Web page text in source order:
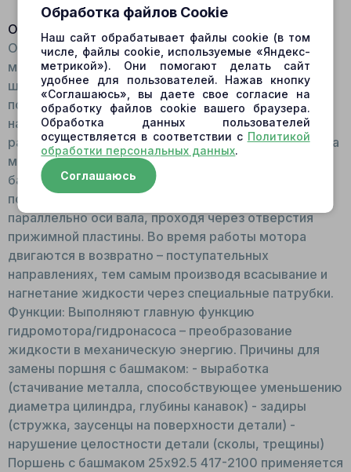
Описание:
Общий вид: Выполнен из двух составляющих:
монолитная конструкция цилиндра со сферическим
шарниром на торцевой части и башмака -
подвижной части, на поверхности которой
находятся дроссельные канавки. Поршень не
разборный. Для изготовления применяется два вида
металла: для цилиндра - высокопрочная сталь, на
башмак – бронза. Принцип работы: Располагаются
поршни в посадочные места блока цилиндров
параллельно оси вала, проходя через отверстия
прижимной пластины. Во время работы мотора
двигаются в возвратно – поступательных
направлениях, тем самым производя всасывание и
нагнетание жидкости через специальные патрубки.
Функции: Выполняют главную функцию
гидромотора/гидронасоса – преобразование
жидкости в механическую энергию. Причины для
замены поршня с башмаком: - выработка
(стачивание металла, способствующее уменьшению
диаметра цилиндра, глубины канавок) - задиры
(стружка, заусенцы на поверхности детали) -
нарушение целостности детали (сколы, трещины)
Поршень с башмаком 25x92.5 417-2100 применяется
Обработка файлов Cookie
Наш сайт обрабатывает файлы cookie (в том
числе, файлы cookie, используемые «Яндекс-
метрикой»). Они помогают делать сайт
удобнее для пользователей. Нажав кнопку
«Соглашаюсь», вы даете свое согласие на
обработку файлов cookie вашего браузера.
Обработка данных пользователей
осуществляется в соответствии с Политикой
обработки персональных данных.
Соглашаюсь